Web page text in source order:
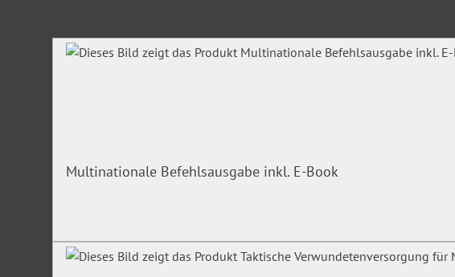
Produktgalerie überspringen
Multinationale Befehlsausgabe inkl. E-Book